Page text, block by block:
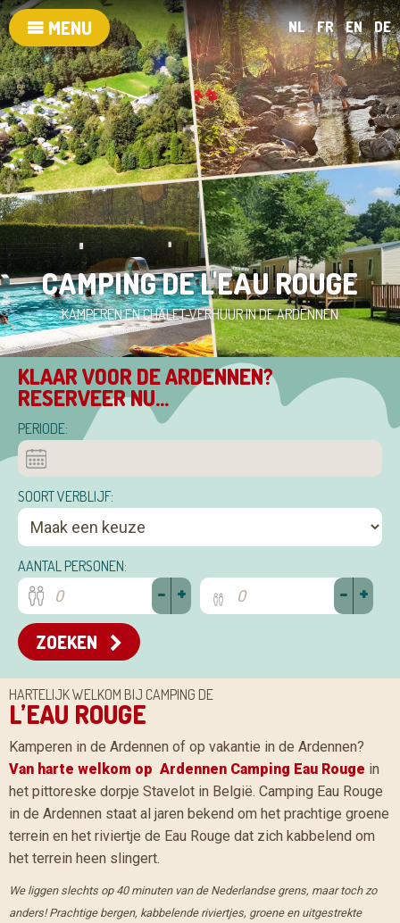
MENU NL FR EN DE
CAMPING DE L'EAU ROUGE
KAMPEREN EN CHALET-VERHUUR IN DE ARDENNEN
KLAAR VOOR DE ARDENNEN?
RESERVEER NU...
PERIODE:
SOORT VERBLIJF:
AANTAL PERSONEN:
+
- +
-
ZOEKEN
HARTELIJK WELKOM BIJ CAMPING DE
L’EAU ROUGE
Kamperen in de Ardennen of op vakantie in de Ardennen?
Van harte welkom op Ardennen Camping Eau Rouge in
het pittoreske dorpje Stavelot in België. Camping Eau Rouge
in de Ardennen staat al jaren bekend om het prachtige groene
terrein en het riviertje de Eau Rouge dat zich kabbelend om
het terrein heen slingert.
We liggen slechts op 40 minuten van de Nederlandse grens, maar toch zo
anders! Prachtige bergen, kabbelende riviertjes, groene en uitgestrekte